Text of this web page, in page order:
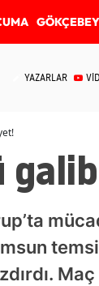
GÖKÇEBEY
YAZARLAR